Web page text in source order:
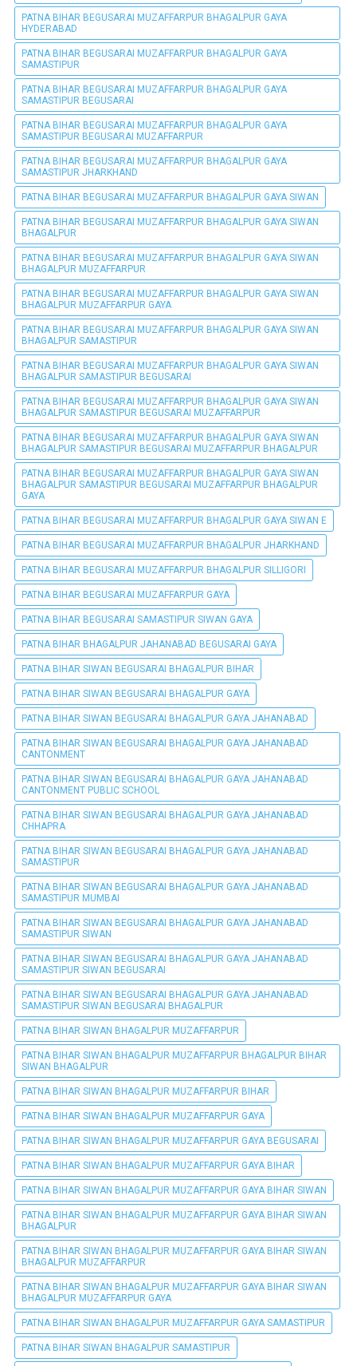
PATNA BIHAR BEGUSARAI MUZAFFARPUR BHAGALPUR GAYA
HYDERABAD
PATNA BIHAR BEGUSARAI MUZAFFARPUR BHAGALPUR GAYA
SAMASTIPUR
PATNA BIHAR BEGUSARAI MUZAFFARPUR BHAGALPUR GAYA
SAMASTIPUR BEGUSARAI
PATNA BIHAR BEGUSARAI MUZAFFARPUR BHAGALPUR GAYA
SAMASTIPUR BEGUSARAI MUZAFFARPUR
PATNA BIHAR BEGUSARAI MUZAFFARPUR BHAGALPUR GAYA
SAMASTIPUR JHARKHAND
PATNA BIHAR BEGUSARAI MUZAFFARPUR BHAGALPUR GAYA SIWAN
PATNA BIHAR BEGUSARAI MUZAFFARPUR BHAGALPUR GAYA SIWAN
BHAGALPUR
PATNA BIHAR BEGUSARAI MUZAFFARPUR BHAGALPUR GAYA SIWAN
BHAGALPUR MUZAFFARPUR
PATNA BIHAR BEGUSARAI MUZAFFARPUR BHAGALPUR GAYA SIWAN
BHAGALPUR MUZAFFARPUR GAYA
PATNA BIHAR BEGUSARAI MUZAFFARPUR BHAGALPUR GAYA SIWAN
BHAGALPUR SAMASTIPUR
PATNA BIHAR BEGUSARAI MUZAFFARPUR BHAGALPUR GAYA SIWAN
BHAGALPUR SAMASTIPUR BEGUSARAI
PATNA BIHAR BEGUSARAI MUZAFFARPUR BHAGALPUR GAYA SIWAN
BHAGALPUR SAMASTIPUR BEGUSARAI MUZAFFARPUR
PATNA BIHAR BEGUSARAI MUZAFFARPUR BHAGALPUR GAYA SIWAN
BHAGALPUR SAMASTIPUR BEGUSARAI MUZAFFARPUR BHAGALPUR
PATNA BIHAR BEGUSARAI MUZAFFARPUR BHAGALPUR GAYA SIWAN
BHAGALPUR SAMASTIPUR BEGUSARAI MUZAFFARPUR BHAGALPUR
GAYA
PATNA BIHAR BEGUSARAI MUZAFFARPUR BHAGALPUR GAYA SIWAN E
PATNA BIHAR BEGUSARAI MUZAFFARPUR BHAGALPUR JHARKHAND
PATNA BIHAR BEGUSARAI MUZAFFARPUR BHAGALPUR SILLIGORI
PATNA BIHAR BEGUSARAI MUZAFFARPUR GAYA
PATNA BIHAR BEGUSARAI SAMASTIPUR SIWAN GAYA
PATNA BIHAR BHAGALPUR JAHANABAD BEGUSARAI GAYA
PATNA BIHAR SIWAN BEGUSARAI BHAGALPUR BIHAR
PATNA BIHAR SIWAN BEGUSARAI BHAGALPUR GAYA
PATNA BIHAR SIWAN BEGUSARAI BHAGALPUR GAYA JAHANABAD
PATNA BIHAR SIWAN BEGUSARAI BHAGALPUR GAYA JAHANABAD
CANTONMENT
PATNA BIHAR SIWAN BEGUSARAI BHAGALPUR GAYA JAHANABAD
CANTONMENT PUBLIC SCHOOL
PATNA BIHAR SIWAN BEGUSARAI BHAGALPUR GAYA JAHANABAD
CHHAPRA
PATNA BIHAR SIWAN BEGUSARAI BHAGALPUR GAYA JAHANABAD
SAMASTIPUR
PATNA BIHAR SIWAN BEGUSARAI BHAGALPUR GAYA JAHANABAD
SAMASTIPUR MUMBAI
PATNA BIHAR SIWAN BEGUSARAI BHAGALPUR GAYA JAHANABAD
SAMASTIPUR SIWAN
PATNA BIHAR SIWAN BEGUSARAI BHAGALPUR GAYA JAHANABAD
SAMASTIPUR SIWAN BEGUSARAI
PATNA BIHAR SIWAN BEGUSARAI BHAGALPUR GAYA JAHANABAD
SAMASTIPUR SIWAN BEGUSARAI BHAGALPUR
PATNA BIHAR SIWAN BHAGALPUR MUZAFFARPUR
PATNA BIHAR SIWAN BHAGALPUR MUZAFFARPUR BHAGALPUR BIHAR
SIWAN BHAGALPUR
PATNA BIHAR SIWAN BHAGALPUR MUZAFFARPUR BIHAR
PATNA BIHAR SIWAN BHAGALPUR MUZAFFARPUR GAYA
PATNA BIHAR SIWAN BHAGALPUR MUZAFFARPUR GAYA BEGUSARAI
PATNA BIHAR SIWAN BHAGALPUR MUZAFFARPUR GAYA BIHAR
PATNA BIHAR SIWAN BHAGALPUR MUZAFFARPUR GAYA BIHAR SIWAN
PATNA BIHAR SIWAN BHAGALPUR MUZAFFARPUR GAYA BIHAR SIWAN
BHAGALPUR
PATNA BIHAR SIWAN BHAGALPUR MUZAFFARPUR GAYA BIHAR SIWAN
BHAGALPUR MUZAFFARPUR
PATNA BIHAR SIWAN BHAGALPUR MUZAFFARPUR GAYA BIHAR SIWAN
BHAGALPUR MUZAFFARPUR GAYA
PATNA BIHAR SIWAN BHAGALPUR MUZAFFARPUR GAYA SAMASTIPUR
PATNA BIHAR SIWAN BHAGALPUR SAMASTIPUR